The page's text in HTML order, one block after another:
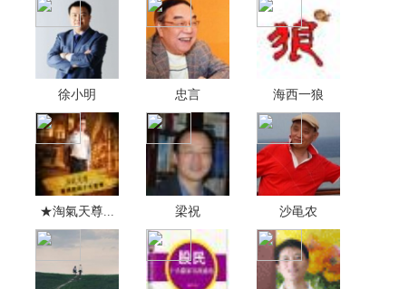
徐小明 忠言 海西一狼
★淘氣天尊... 梁祝 沙黾农